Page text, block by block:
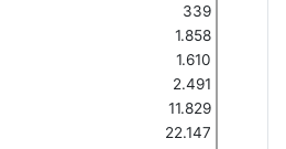
339
1.858
1.610
2.491
11.829
22.147